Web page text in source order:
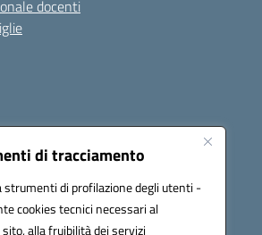
di tracciamento
di profilazione degli utenti -
cookies tecnici necessari al
alla fruibilità dei servizi
docenti